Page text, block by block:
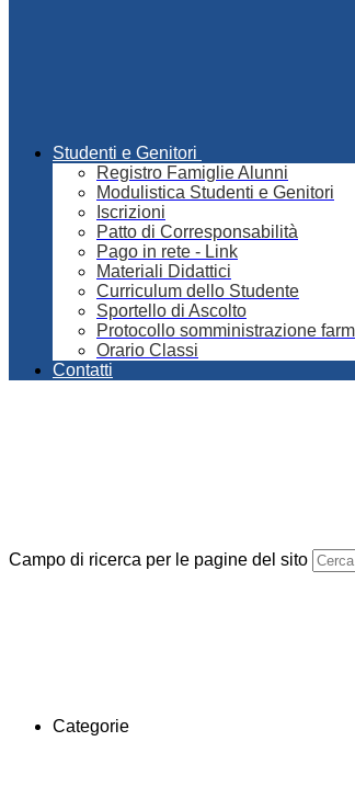
Studenti e Genitori
Registro Famiglie Alunni
Modulistica Studenti e Genitori
Iscrizioni
Patto di Corresponsabilità
Pago in rete - Link
Materiali Didattici
Curriculum dello Studente
Sportello di Ascolto
Protocollo somministrazione
Orario Classi
Contatti
Campo di ricerca per le pagine del sito
Categorie